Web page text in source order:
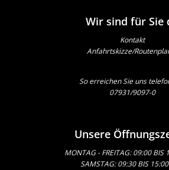
Wir sind für Sie
Kontakt
Anfahrtskizze/
So erreichen Sie uns
07931/9097-0
Unsere
MONTAG - FREITAG: 09:00 BIS
SAMSTAG: 09:30 BIS